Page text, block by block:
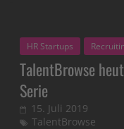
HR Startups
TalentBrowse
Serie
15. Juli 2019
TalentBrowse